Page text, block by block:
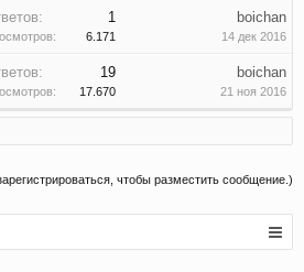
1
6.171
boichan
14 дек 2016
19
17.670
boichan
21 ноя 2016
чтобы разместить сообщение.)